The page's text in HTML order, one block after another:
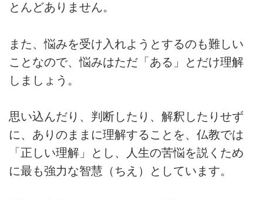
とんどありません。
また、悩みを受け入れようとするのも難しい
ことなので、悩みはただ「ある」とだけ理解
しましょう。
思い込んだり、判断したり、解釈したりせず
に、ありのままに理解することを、仏教では
「正しい理解」とし、人生の苦悩を説くため
に最も強力な智慧（ちえ）としています。